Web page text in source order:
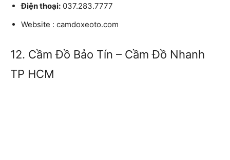
Điện thoại: 037.283.7777
Website : camdoxeoto.com
12. Cầm Đồ Bảo Tín – Cầm Đồ Nhanh
TP HCM